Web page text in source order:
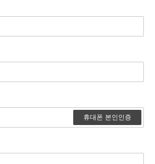
휴대폰 본인인증